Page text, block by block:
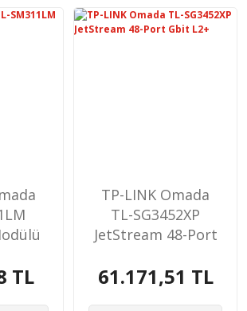
TL
TP-LINK Omada
TL-SG3452XP
JetStream 48-Port
61.171,51 TL